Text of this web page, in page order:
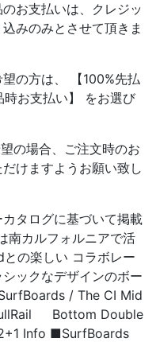
お支払いは、クレジッ
みのみとさせて頂きま
の方は、 【100%先払
お支払い】 をお選び
の場合、ご注文時のお
けますようお願い致し
タログに基づいて掲載
カルフォルニアで活
の楽しい コラボレー
ックなデザインのボー
/ The CI Mid
Bottom Double
Info ■SurfBoards